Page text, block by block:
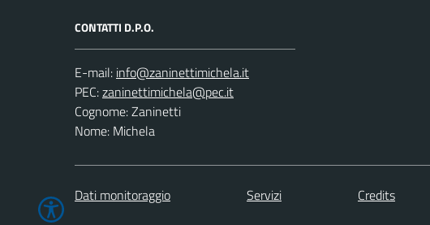
CONTATTI D.P.O.
E-mail:
PEC:
Cognome: Zaninetti
Nome: Michela
Dati monitoraggio Servizi Credits